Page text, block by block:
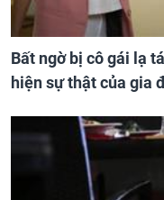
Bất ngờ bị cô gái lạ
hiện sự thật của gia